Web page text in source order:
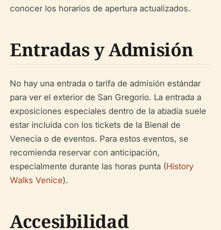
conocer los horarios de apertura actualizados.
Entradas y Admisión
No hay una entrada o tarifa de admisión estándar
para ver el exterior de San Gregorio. La entrada a
exposiciones especiales dentro de la abadía suele
estar incluida con los tickets de la Bienal de
Venecia o de eventos. Para estos eventos, se
recomienda reservar con anticipación,
especialmente durante las horas punta (History
Walks Venice).
Accesibilidad